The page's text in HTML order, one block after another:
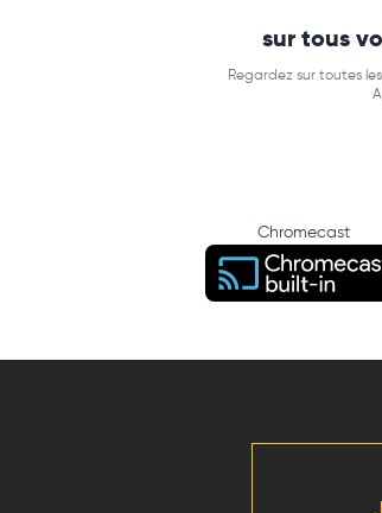
sur tous
Regardez sur toutes
Chromecast